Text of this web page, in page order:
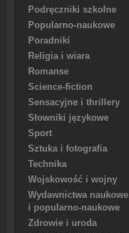
Podręczniki szkolne
Popularno-naukowe
Poradniki
Religia i wiara
Romanse
Science-fiction
Sensacyjne i thrillery
Słowniki językowe
Sport
Sztuka i fotografia
Technika
Wojskowość i wojny
Wydawnictwa naukowe
i popularno-naukowe
Zdrowie i uroda